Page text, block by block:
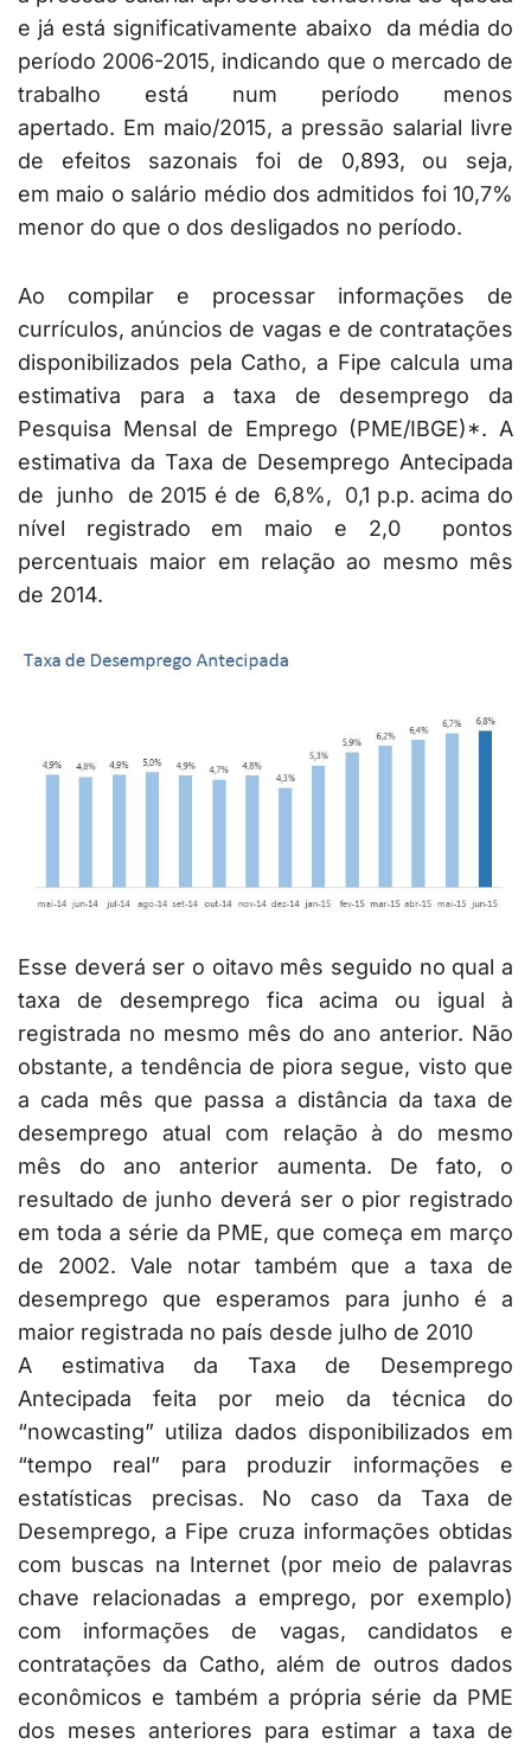
e já está significativamente abaixo da média do
período 2006-2015, indicando que o mercado de
trabalho está num período menos
apertado. Em maio/2015, a pressão salarial livre
de efeitos sazonais foi de 0,893, ou seja,
em maio o salário médio dos admitidos foi 10,7%
menor do que o dos desligados no período.
Ao compilar e processar informações de
currículos, anúncios de vagas e de contratações
disponibilizados pela Catho, a Fipe calcula uma
estimativa para a taxa de desemprego da
Pesquisa Mensal de Emprego (PME/IBGE)*. A
estimativa da Taxa de Desemprego Antecipada
de junho de 2015 é de 6,8%, 0,1 p.p. acima do
nível registrado em maio e 2,0 pontos
percentuais maior em relação ao mesmo mês
de 2014.
Esse deverá ser o oitavo mês seguido no qual a
taxa de desemprego fica acima ou igual à
registrada no mesmo mês do ano anterior. Não
obstante, a tendência de piora segue, visto que
a cada mês que passa a distância da taxa de
desemprego atual com relação à do mesmo
mês do ano anterior aumenta. De fato, o
resultado de junho deverá ser o pior registrado
em toda a série da PME, que começa em março
de 2002. Vale notar também que a taxa de
desemprego que esperamos para junho é a
maior registrada no país desde julho de 2010
A estimativa da Taxa de Desemprego
Antecipada feita por meio da técnica do
“nowcasting” utiliza dados disponibilizados em
“tempo real” para produzir informações e
estatísticas precisas. No caso da Taxa de
Desemprego, a Fipe cruza informações obtidas
com buscas na Internet (por meio de palavras
chave relacionadas a emprego, por exemplo)
com informações de vagas, candidatos e
contratações da Catho, além de outros dados
econômicos e também a própria série da PME
dos meses anteriores para estimar a taxa de